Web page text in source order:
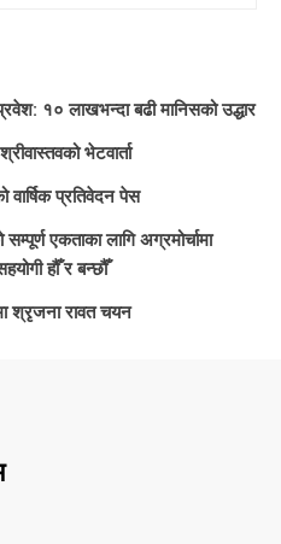
१० लाखभन्दा बढी मानिसको उद्धार
भेटवार्ता
वार्षिक प्रतिवेदन पेस
एकताका लागि अग्रमोर्चामा
हौँ र बन्छौँ
श्रृजना रावत चयन